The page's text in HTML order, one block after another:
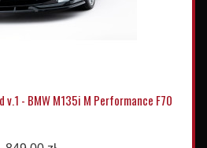
- BMW M135i M Performance F70